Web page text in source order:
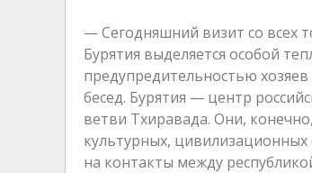
— Сегодняшний визит со всех
Бурятия выделяется особой
предупредительностью
бесед. Бурятия — центр
ветви Тхиравада. Они,
культурных, цивилизационных
на контакты между